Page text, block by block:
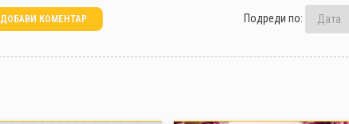
ДОБАВИ КОМЕНТАР Подреди по: